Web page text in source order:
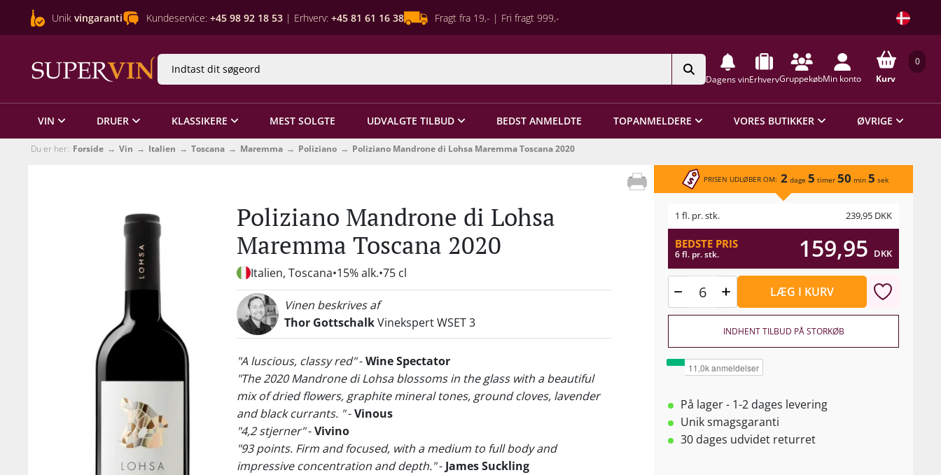
Unik vingaranti Kundeservice: +45 98 92 18 53 | Erhverv: +45 81 61 16 38 Fragt fra 19,- | Fri fragt 999,-
Dagens vinErhvervGruppekøbMin konto
0
Kurv
VIN DRUER KLASSIKERE MEST SOLGTE UDVALGTE TILBUD BEDST ANMELDTE TOPANMELDERE VORES BUTIKKER ØVRIGE
Du er her: Forside Vin Italien Toscana Maremma Poliziano Poliziano Mandrone di Lohsa Maremma Toscana 2020
Poliziano Mandrone di Lohsa
Maremma Toscana 2020
Italien, Toscana 15% alk. 75 cl
Vinen beskrives af
Thor GottschalkVinekspert WSET 3
"A luscious, classy red"-Wine Spectator
"The 2020 Mandrone di Lohsa blossoms in the glass with a beautiful
mix of dried flowers, graphite mineral tones, ground cloves, lavender
and black currants. "-Vinous
"4,2 stjerner"-Vivino
"93 points. Firm and focused, with a medium to full body and
impressive concentration and depth."- James Suckling
PRISEN UDLØBER OM: 2 dage 5 timer 50 min 5 sek
1 fl. pr. stk. 239,95 DKK
BEDSTE PRIS
6 fl. pr. stk. 159,95 DKK
LÆG I KURV
INDHENT TILBUD PÅ STORKØB
På lager - 1-2 dages levering
Unik smagsgaranti
30 dages udvidet returret